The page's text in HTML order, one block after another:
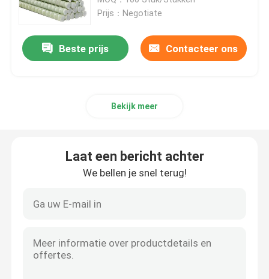
Catenary GRP-producten
Isolatie siliconen rubber
Prijs：Negotiate
Beste prijs Contacteer ons
Bekijk meer
Laat een bericht achter
We bellen je snel terug!